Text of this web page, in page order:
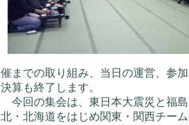
催までの取り組み、当日の運営、参
決算も終了します。
今回の集会は、東日本大震災と福
北・北海道をはじめ関東・関西チー